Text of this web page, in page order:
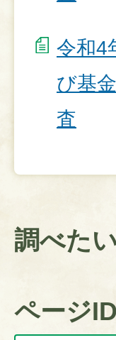
令和4
び基
査
調べた
ページ